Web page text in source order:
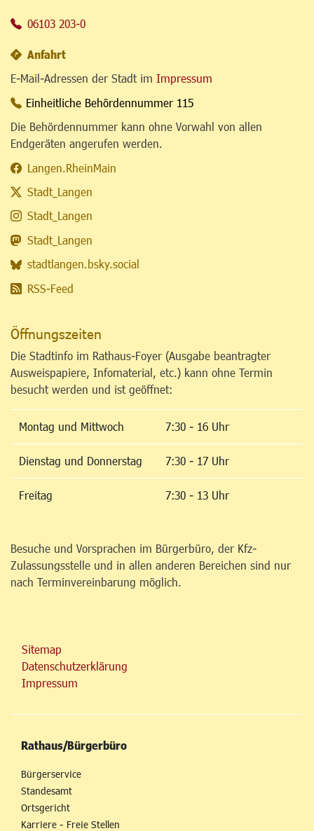
06103 203-0
Anfahrt
E-Mail-Adressen der Stadt im Impressum
Einheitliche Behördennummer 115
Die Behördennummer kann ohne Vorwahl von allen
Endgeräten angerufen werden.
Langen.RheinMain
Stadt_Langen
Stadt_Langen
Stadt_Langen
stadtlangen.bsky.social
RSS-Feed
Öffnungszeiten
Die Stadtinfo im Rathaus-Foyer (Ausgabe beantragter
Ausweispapiere, Infomaterial, etc.) kann ohne Termin
besucht werden und ist geöffnet:
Montag und Mittwoch 7:30 - 16 Uhr
Dienstag und Donnerstag 7:30 - 17 Uhr
Freitag 7:30 - 13 Uhr
Besuche und Vorsprachen im Bürgerbüro, der Kfz-
Zulassungsstelle und in allen anderen Bereichen sind nur
nach Terminvereinbarung möglich.
Sitemap
Datenschutzerklärung
Impressum
Rathaus/Bürgerbüro
Bürgerservice
Standesamt
Ortsgericht
Karriere - Freie Stellen